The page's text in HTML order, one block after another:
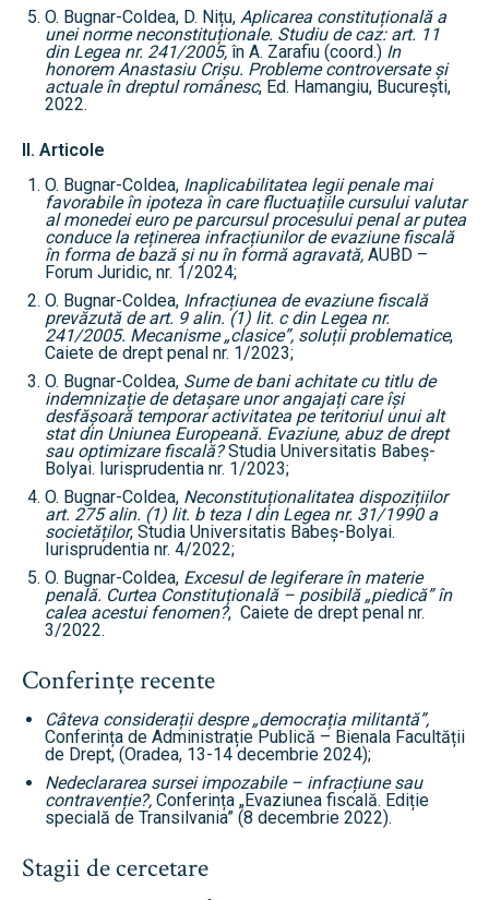
O. Bugnar-Coldea, D. Nițu, Aplicarea constituțională a
unei norme neconstituționale. Studiu de caz: art. 11
din Legea nr. 241/2005, în A. Zarafiu (coord.) In
honorem Anastasiu Crișu. Probleme controversate și
actuale în dreptul românesc, Ed. Hamangiu, București,
2022.
II. Articole
O. Bugnar-Coldea, Inaplicabilitatea legii penale mai
favorabile în ipoteza în care fluctuațiile cursului valutar
al monedei euro pe parcursul procesului penal ar putea
conduce la reținerea infracțiunilor de evaziune fiscală
în forma de bază și nu în formă agravată, AUBD –
Forum Juridic, nr. 1/2024;
O. Bugnar-Coldea, Infracțiunea de evaziune fiscală
prevăzută de art. 9 alin. (1) lit. c din Legea nr.
241/2005. Mecanisme „clasice”, soluții problematice,
Caiete de drept penal nr. 1/2023;
O. Bugnar-Coldea, Sume de bani achitate cu titlu de
indemnizație de detașare unor angajați care își
desfășoară temporar activitatea pe teritoriul unui alt
stat din Uniunea Europeană. Evaziune, abuz de drept
sau optimizare fiscală?Studia Universitatis Babeș-
Bolyai. Iurisprudentia nr. 1/2023;
O. Bugnar-Coldea, Neconstituționalitatea dispozițiilor
art. 275 alin. (1) lit. b teza I din Legea nr. 31/1990 a
societăților, Studia Universitatis Babeș-Bolyai.
Iurisprudentia nr. 4/2022;
O. Bugnar-Coldea, Excesul de legiferare în materie
penală. Curtea Constituțională – posibilă „piedică” în
calea acestui fenomen?, Caiete de drept penal nr.
3/2022.
Conferințe recente
Câteva considerații despre „democrația militantă”,
Conferința de Administrație Publică – Bienala Facultății
de Drept, (Oradea, 13-14 decembrie 2024);
Nedeclararea sursei impozabile – infracțiune sau
contravenție?, Conferința „Evaziunea fiscală. Ediție
specială de Transilvania” (8 decembrie 2022).
Stagii de cercetare